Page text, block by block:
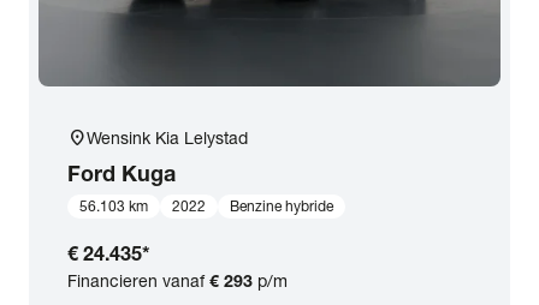
location_onWensink Kia Lelystad
Ford Kuga
56.103 km 2022 Benzine hybride
€ 24.435*
Financieren vanaf€ 293 p/m